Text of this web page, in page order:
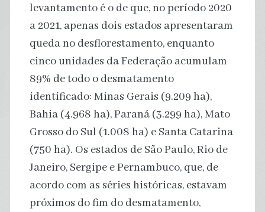
levantamento é o de que, no período 2020
a 2021, apenas dois estados apresentaram
queda no desflorestamento, enquanto
cinco unidades da Federação acumulam
89% de todo o desmatamento
identificado: Minas Gerais (9.209 ha),
Bahia (4.968 ha), Paraná (3.299 ha), Mato
Grosso do Sul (1.008 ha) e Santa Catarina
(750 ha). Os estados de São Paulo, Rio de
Janeiro, Sergipe e Pernambuco, que, de
acordo com as séries históricas, estavam
próximos do fim do desmatamento,